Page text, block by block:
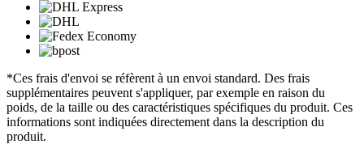
*Ces frais d'envoi se réfèrent à un envoi standard. Des frais
supplémentaires peuvent s'appliquer, par exemple en raison du
poids, de la taille ou des caractéristiques spécifiques du produit. Ces
informations sont indiquées directement dans la description du
produit.